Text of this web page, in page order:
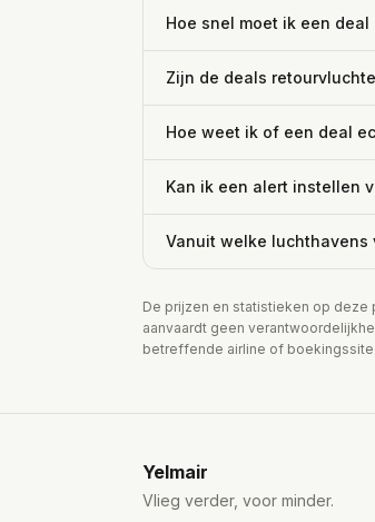
Hoe snel moet ik een deal
Zijn de deals
Hoe weet ik of een deal
Kan ik een alert instellen
Vanuit welke luchthavens
De prijzen en statistieken op deze
aanvaardt geen
betreffende airline of
Yelmair
Vlieg verder, voor minder.